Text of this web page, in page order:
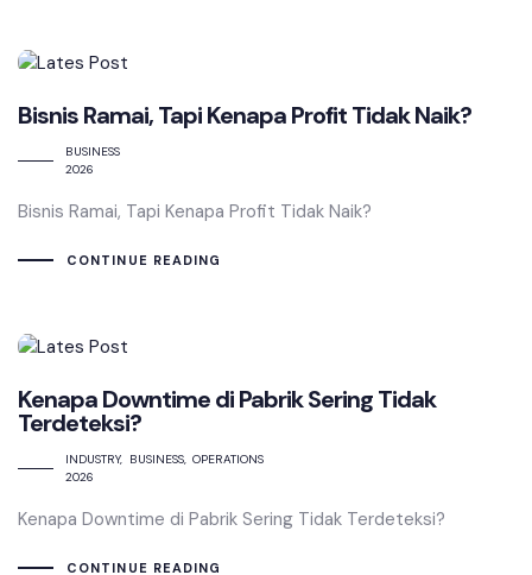
Bisnis Ramai, Tapi Kenapa Profit Tidak Naik?
BUSINESS
2026
Bisnis Ramai, Tapi Kenapa Profit Tidak Naik?
CONTINUE READING
Kenapa Downtime di Pabrik Sering Tidak
Terdeteksi?
INDUSTRY BUSINESS OPERATIONS
2026
Kenapa Downtime di Pabrik Sering Tidak Terdeteksi?
CONTINUE READING